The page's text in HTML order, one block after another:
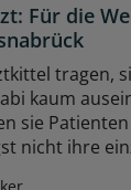
Für die
tragen,
kaum
sie
nicht ihre